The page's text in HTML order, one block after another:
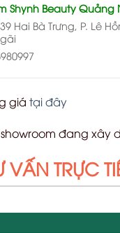
Shynh Beauty Quảng
Hai Bà Trưng, P. Lê
giá tại đây
đang xây
VẤN TRỰC